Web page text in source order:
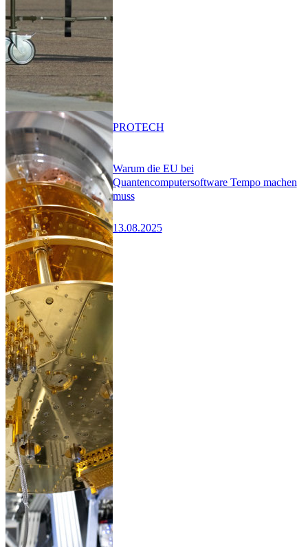
Warum die EU bei
Quantencomputersoftware Tempo machen
muss
13.08.2025
PROTECH